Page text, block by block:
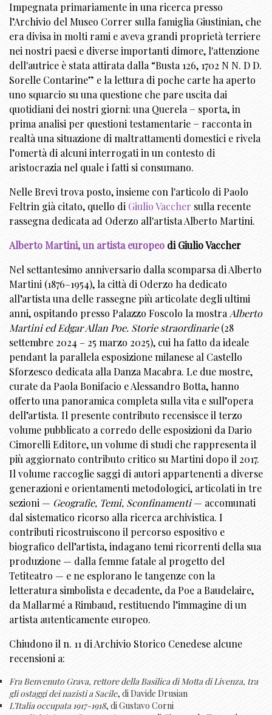
Impegnata primariamente in una ricerca presso
l’Archivio del Museo Correr sulla famiglia Giustinian, che
era divisa in molti rami e aveva grandi proprietà terriere
nei nostri paesi e diverse importanti dimore, l'attenzione
dell'autrice è stata attirata dalla “Busta 126, 1702 N N. D D.
Sorelle Contarine” e la lettura di poche carte ha aperto
uno squarcio su una questione che pare uscita dai
quotidiani dei nostri giorni: una Querela − sporta, in
prima analisi per questioni testamentarie − racconta in
realtà una situazione di maltrattamenti domestici e rivela
l’omertà di alcuni interrogati in un contesto di
aristocrazia nel quale i fatti si consumano.
Nelle Brevi trova posto, insieme con l'articolo di Paolo
Feltrin già citato, quello di Giulio Vaccher sulla recente
rassegna dedicata ad Oderzo all'artista Alberto Martini.
Alberto Martini, un artista europeo di Giulio Vaccher
Nel settantesimo anniversario dalla scomparsa di Alberto
Martini (1876–1954), la città di Oderzo ha dedicato
all’artista una delle rassegne più articolate degli ultimi
anni, ospitando presso Palazzo Foscolo la mostra Alberto
Martini ed Edgar Allan Poe. Storie straordinarie(28
settembre 2024 – 25 marzo 2025), cui ha fatto da ideale
pendant la parallela esposizione milanese al Castello
Sforzesco dedicata alla Danza Macabra. Le due mostre,
curate da Paola Bonifacio e Alessandro Botta, hanno
offerto una panoramica completa sulla vita e sull’opera
dell’artista. Il presente contributo recensisce il terzo
volume pubblicato a corredo delle esposizioni da Dario
Cimorelli Editore, un volume di studi che rappresenta il
più aggiornato contributo critico su Martini dopo il 2017.
Il volume raccoglie saggi di autori appartenenti a diverse
generazioni e orientamenti metodologici, articolati in tre
sezioni — Geografie, Temi, Sconfinamenti— accomunati
dal sistematico ricorso alla ricerca archivistica. I
contributi ricostruiscono il percorso espositivo e
biografico dell’artista, indagano temi ricorrenti della sua
produzione — dalla femme fatale al progetto del
Tetiteatro — e ne esplorano le tangenze con la
letteratura simbolista e decadente, da Poe a Baudelaire,
da Mallarmé a Rimbaud, restituendo l’immagine di un
artista autenticamente europeo.
Chiudono il n. 11 di Archivio Storico Cenedese alcune
recensioni a:
Fra Benvenuto Grava, rettore della Basilica di Motta di Livenza, tra
gli ostaggi dei nazisti a Sacile, di Davide Drusian
L’Italia occupata 1917-1918, di Gustavo Corni